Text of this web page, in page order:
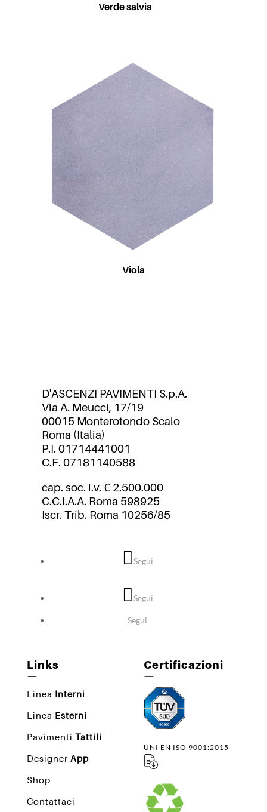
Verde salvia
Viola
D'ASCENZI PAVIMENTI S.p.A.
Via A. Meucci, 17/19
00015 Monterotondo Scalo
Roma (Italia)
P.I. 01714441001
C.F. 07181140588
cap. soc. i.v. € 2.500.000
C.C.I.A.A. Roma 598925
Iscr. Trib. Roma 10256/85
Segui
Segui
Segui
Links
—
Linea Interni
Linea Esterni
Pavimenti Tattili
Designer App
Shop
Contattaci
Certificazioni
—
UNI EN ISO 9001:2015